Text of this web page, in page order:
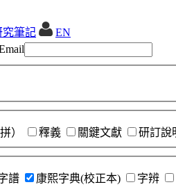
EN
） 釋義 關鍵文獻 研訂說
譜 康熙字典(校正本) 字辨